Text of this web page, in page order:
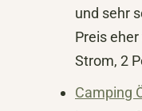
und sehr
Preis
Strom, 2
Camping